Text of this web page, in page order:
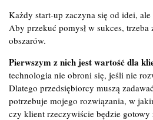
Każdy start-up zaczyna się od idei,
Aby przekuć pomysł w sukces,
obszarów.
Pierwszym z nich jest wartość dla
technologia nie obroni się, jeśli nie
Dlatego przedsiębiorcy muszą
potrzebuje mojego rozwiązania, w
czy klient rzeczywiście będzie gotowy